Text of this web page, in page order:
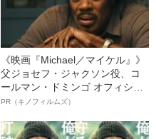
《映画『Michael／マイケル』》
父ジョセフ・ジャクソン役、コ
ールマン・ドミンゴ オフィシャ
ルインタビュー“観客を魅了した
語る”《日本興収70億円突破》
PR（キノフィルムズ）